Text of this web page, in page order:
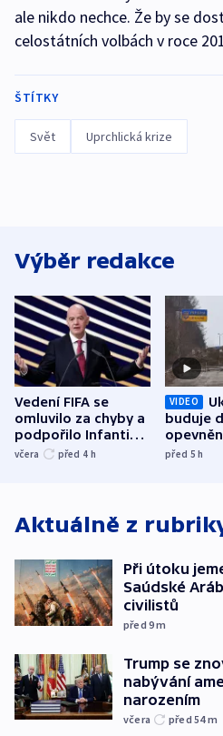
ale nikdo nechce. Že by se
celostátních volbách v roce
ŠTÍTKY
Svět Uprchlická krize
Výběr redakce
Vedení FIFA se
omluvilo za chyby a
podpořilo Infantina.
UEFA trvá na
včera před 4 h
VIDEO
buduje
s
před 5h
Aktuálně z
Při útoku
Saúdské
civilistů
před 9m
Trump se
nabývání
narozením
včera před 54m